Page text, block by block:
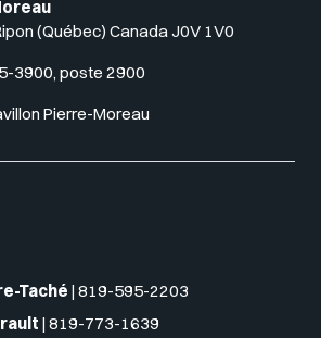
(Québec) Canada J0V 1V0
3900, poste 2900
Pierre-Moreau
Taché | 819-595-2203
| 819-773-1639